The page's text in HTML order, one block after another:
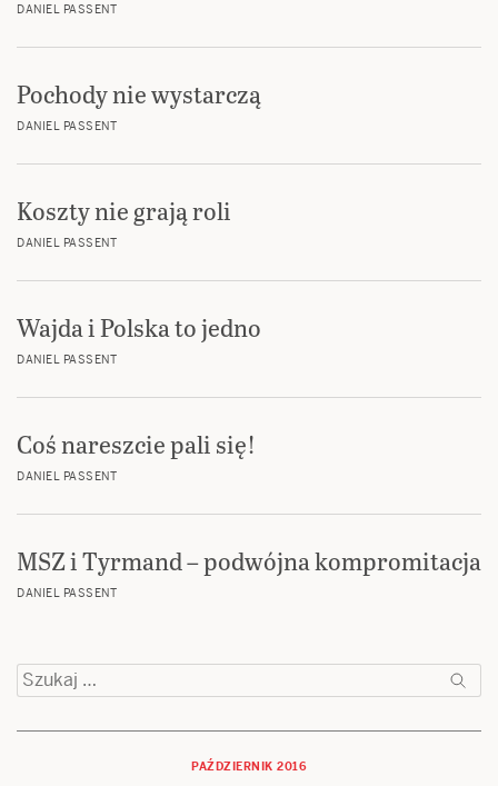
DANIEL PASSENT
Pochody nie wystarczą
DANIEL PASSENT
Koszty nie grają roli
DANIEL PASSENT
Wajda i Polska to jedno
DANIEL PASSENT
Coś nareszcie pali się!
DANIEL PASSENT
MSZ i Tyrmand – podwójna kompromitacja
DANIEL PASSENT
Szukaj:
PAŹDZIERNIK 2016